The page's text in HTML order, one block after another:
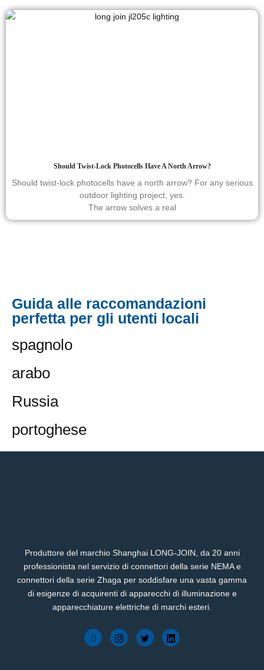
Should Twist-Lock Photocells Have A North Arrow?
Should twist-lock photocells have a north arrow? For any serious
outdoor lighting project, yes.
The arrow solves a real
Guida alle raccomandazioni
perfetta per gli utenti locali
spagnolo
arabo
Russia
portoghese
Produttore del marchio Shanghai LONG-JOIN, da 20 anni
professionista nel servizio di connettori della serie NEMA e
connettori della serie Zhaga per soddisfare una vasta gamma
di esigenze di acquirenti di apparecchi di illuminazione e
apparecchiature elettriche di marchi esteri.